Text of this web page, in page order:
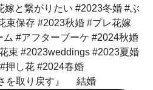
さを取り戻す』 結婚